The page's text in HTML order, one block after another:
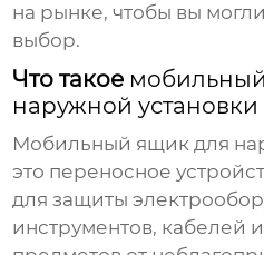
на рынке, чтобы вы
выбор.
Что такое
наружной установки
Мобильный ящик для
это переносное
для защиты
инструментов, кабелей